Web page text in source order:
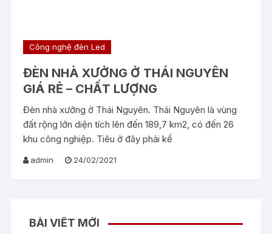
Công nghệ đèn Led
ĐÈN NHÀ XƯỞNG Ở THÁI NGUYÊN
GIÁ RẺ – CHẤT LƯỢNG
Đèn nhà xưởng ở Thái Nguyên. Thái Nguyên là vùng
đất rộng lớn diện tích lên đến 189,7 km2, có đến 26
khu công nghiệp. Tiêu ở đây phải kể
admin 24/02/2021
BÀI VIẾT MỚI